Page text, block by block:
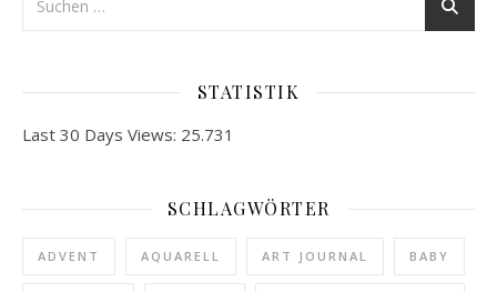
STATISTIK
Last 30 Days Views: 25.731
SCHLAGWÖRTER
ADVENT AQUARELL ART JOURNAL BABY